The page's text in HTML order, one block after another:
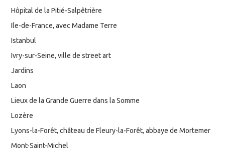
Hôpital de la Pitié-Salpêtrière
Ile-de-France, avec Madame Terre
Istanbul
Ivry-sur-Seine, ville de street art
Jardins
Laon
Lieux de la Grande Guerre dans la Somme
Lozère
Lyons-la-Forêt, château de Fleury-la-Forêt, abbaye de Mortemer
Mont-Saint-Michel